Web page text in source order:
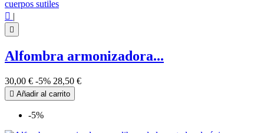
 |

Alfombra armonizadora...
30,00 € -5% 28,50 €
 Añadir al carrito
-5%